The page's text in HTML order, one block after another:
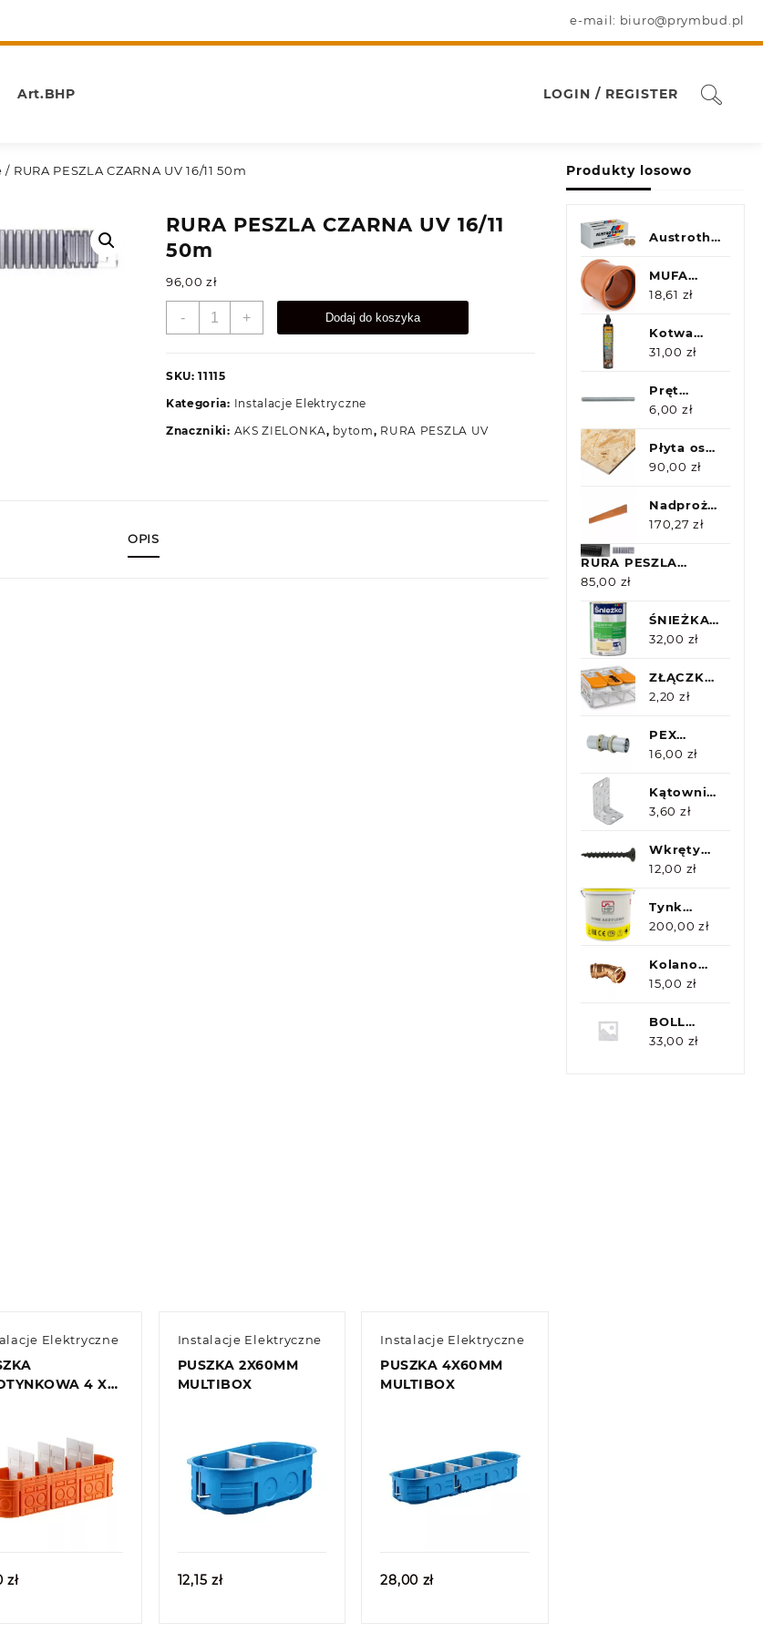
e-mail: biuro@prymbud.pl
Art.BHP LOGIN / REGISTER
/ RURA PESZLA CZARNA UV 16/11 50m
RURA PESZLA CZARNA UV 16/11
50m
96,00zł
-
ilość
16/11
50m
+ Dodaj do koszyka
SKU:11115
Kategoria: Instalacje Elektryczne
Znaczniki: AKS ZIELONKA, bytom, RURA PESZLA UV
OPIS
Elektryczne
4 X
Quick view
zł
Instalacje Elektryczne
PUSZKA 2X60MM
MULTIBOX
Quick view
12,15 zł
Instalacje Elektryczne
PUSZKA 4X60MM
MULTIBOX
28,00 zł
Produkty losowo
Austrotherm
MUFA
NASUWKA
18,61 zł
Kotwa
chemiczna
300ml
31,00 zł
Pręt
gwint. 4.8
Oc
6,00 zł
Płyta osb
15mm
90,00 zł
Nadproże
Porotherm
225cm
170,27zł
RURA PESZLA
CZARNA UV 25/19
25m
85,00 zł
ŚNIEŻKA
Supermal
Połysk
0,8l
32,00 zł
ZŁĄCZKA
WAGO
2,20 zł
PEX
DURO
ZŁĄCZKA
16
16,00 zł
Kątownik
KP3 z
3,60 zł
Wkręty
do płyt
gipsowych
do
3,5 x 25
(200szt)
12,00 zł
Tynk
Akrylowy
Majsterpol
200,00zł
Kolano
dwukielichowe
15,00 zł
BOLL
smar do
33,00 zł